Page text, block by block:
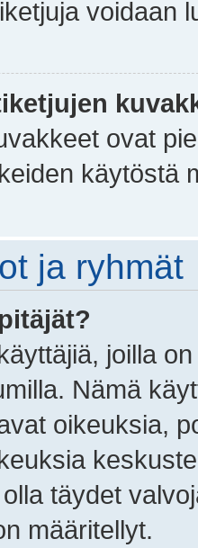
voidaan
ovat
käytöstä
ja ryhmät
joilla
Nämä
oikeuksia,
täydet
määritellyt.